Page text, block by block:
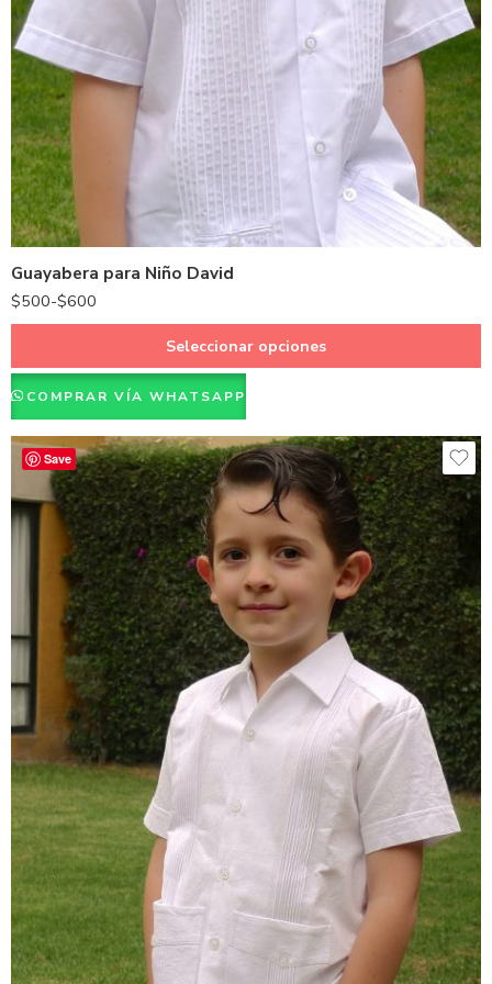
Guayabera para Niño David
$500-$600
Azul Cielo
Blanco
Seleccionar opciones
COMPRAR VÍA WHATSAPP
Save
Beige